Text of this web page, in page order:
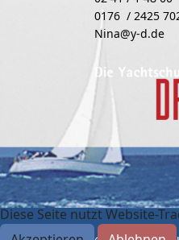
0176 / 2425
Nina@y-d.de
Diese Seite nutzt Website-